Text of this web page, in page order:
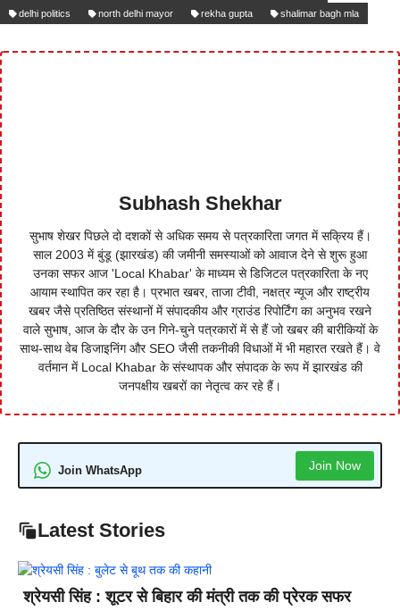
delhi politics north delhi mayor rekha gupta shalimar bagh mla
Subhash Shekhar
सुभाष शेखर पिछले दो दशकों से अधिक समय से पत्रकारिता जगत में सक्रिय हैं।
साल 2003 में बुंडू (झारखंड) की जमीनी समस्याओं को आवाज देने से शुरू हुआ
उनका सफर आज 'Local Khabar' के माध्यम से डिजिटल पत्रकारिता के नए
आयाम स्थापित कर रहा है। प्रभात खबर, ताजा टीवी, नक्षत्र न्यूज और राष्ट्रीय
खबर जैसे प्रतिष्ठित संस्थानों में संपादकीय और ग्राउंड रिपोर्टिंग का अनुभव रखने
वाले सुभाष, आज के दौर के उन गिने-चुने पत्रकारों में से हैं जो खबर की बारीकियों के
साथ-साथ वेब डिजाइनिंग और SEO जैसी तकनीकी विधाओं में भी महारत रखते हैं। वे
वर्तमान में Local Khabar के संस्थापक और संपादक के रूप में झारखंड की
जनपक्षीय खबरों का नेतृत्व कर रहे हैं।
Join WhatsApp Join Now
Latest Stories
श्रेयसी सिंह : शूटर से बिहार की मंत्री तक की प्रेरक सफर